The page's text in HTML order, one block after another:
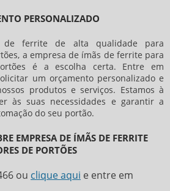
PERSONALIZADO
de ferrite de alta qualidade para
a empresa de ímãs de ferrite para
é a escolha certa. Entre em
um orçamento personalizado e
produtos e serviços. Estamos à
às suas necessidades e garantir a
do seu portão.
EMPRESA DE ÍMÃS DE FERRITE
DE PORTÕES
ou clique aqui e entre em